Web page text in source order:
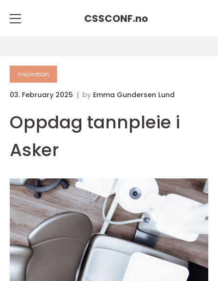
CSSCONF.no
inspiration
03. February 2025 by Emma Gundersen Lund
Oppdag tannpleie i
Asker